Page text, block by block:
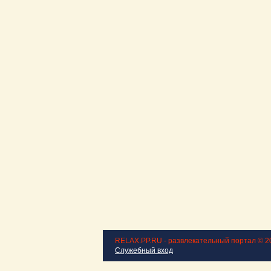
RELAX.PP.RU - развлекательный портал ©
Служебный вход